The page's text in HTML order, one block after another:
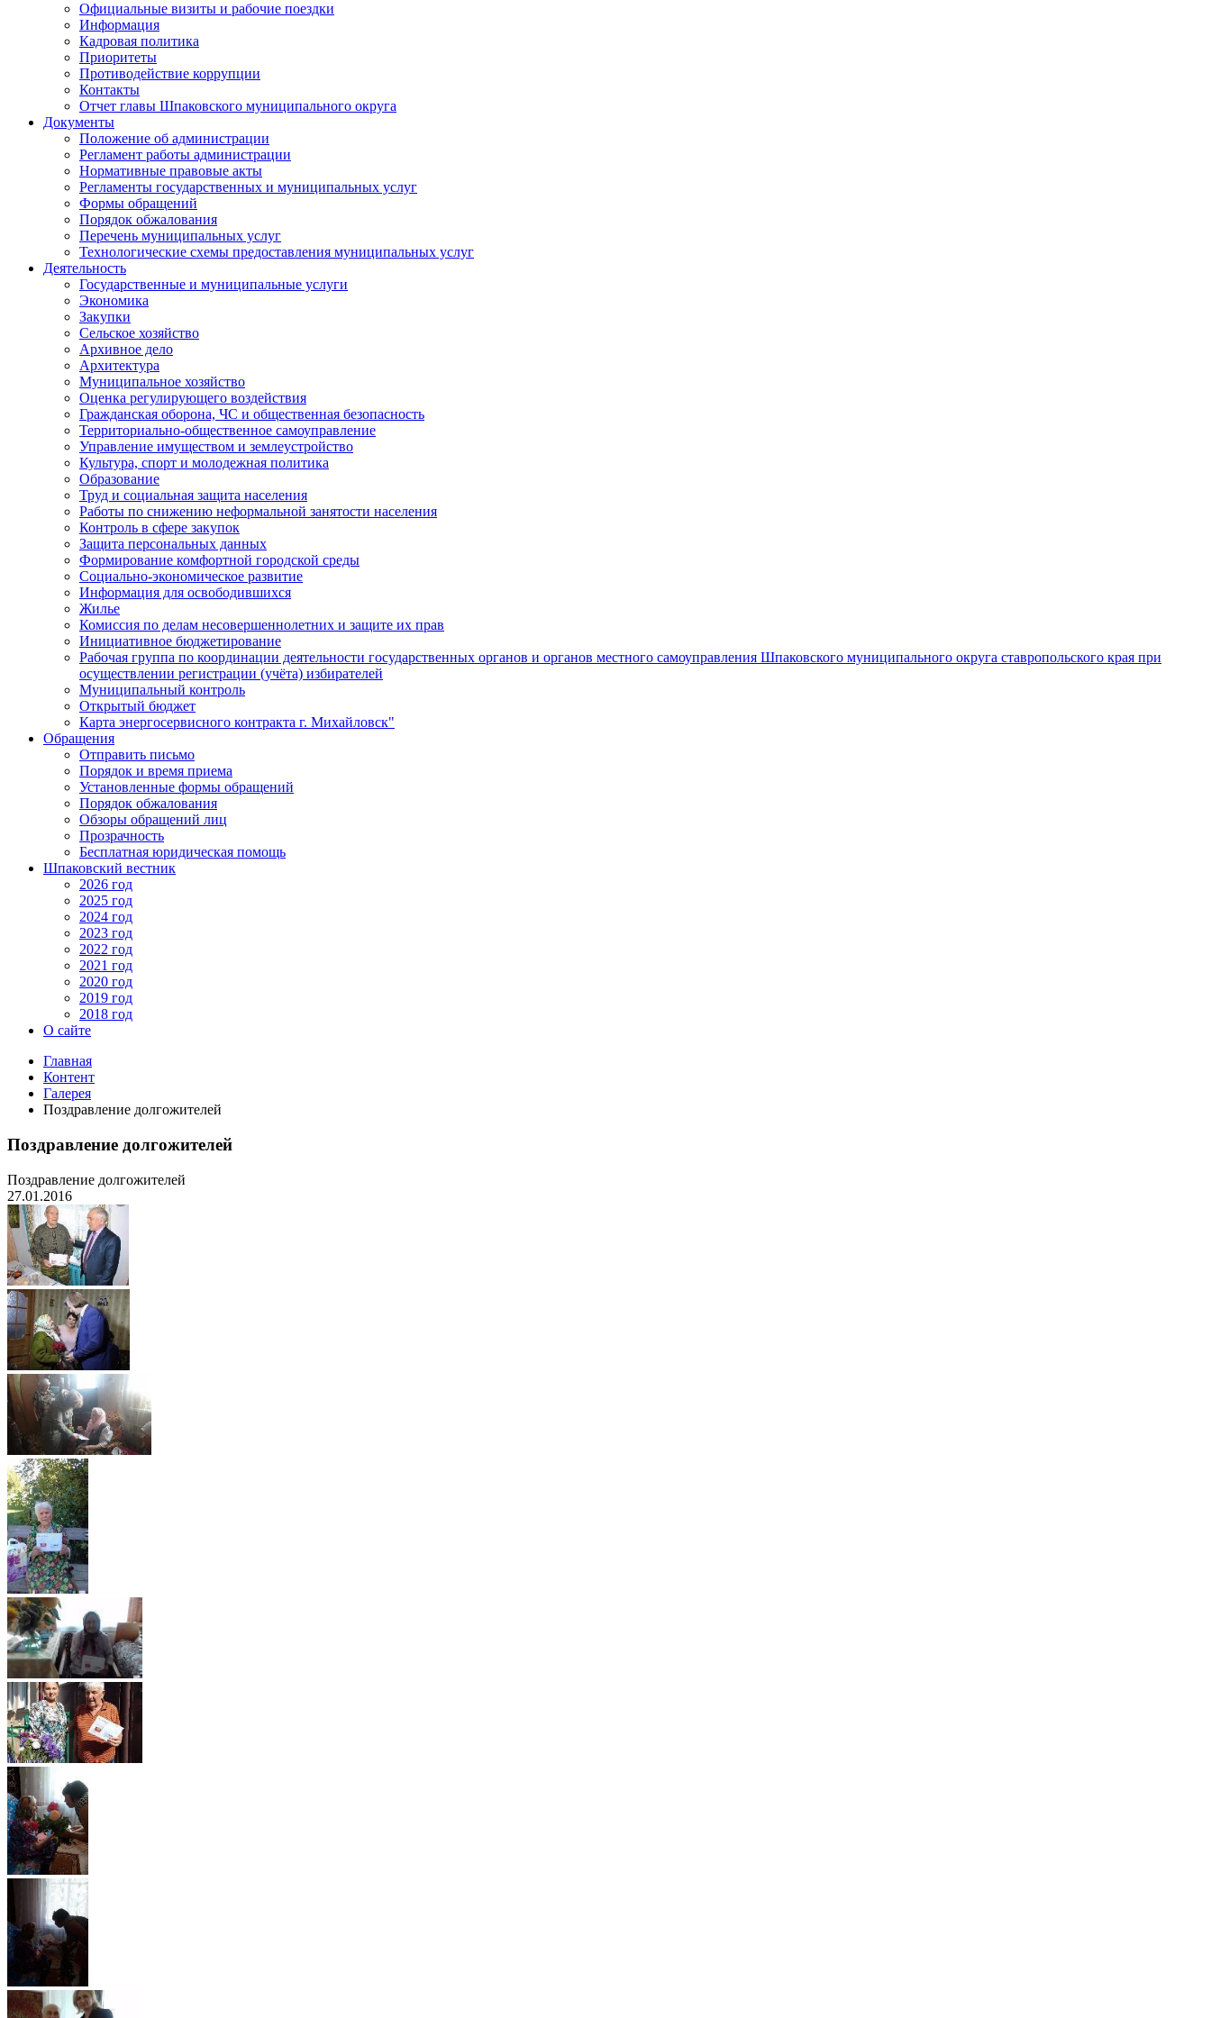
Официальные визиты и рабочие поездки
Информация
Кадровая политика
Приоритеты
Противодействие коррупции
Контакты
Отчет главы Шпаковского муниципального округа
Документы
Положение об администрации
Регламент работы администрации
Нормативные правовые акты
Регламенты государственных и муниципальных услуг
Формы обращений
Порядок обжалования
Перечень муниципальных услуг
Технологические схемы предоставления муниципальных услуг
Деятельность
Государственные и муниципальные услуги
Экономика
Закупки
Сельское хозяйство
Архивное дело
Архитектура
Муниципальное хозяйство
Оценка регулирующего воздействия
Гражданская оборона, ЧС и общественная безопасность
Территориально-общественное самоуправление
Управление имуществом и землеустройство
Культура, спорт и молодежная политика
Образование
Труд и социальная защита населения
Работы по снижению неформальной занятости населения
Контроль в сфере закупок
Защита персональных данных
Формирование комфортной городской среды
Социально-экономическое развитие
Информация для освободившихся
Жилье
Комиссия по делам несовершеннолетних и защите их прав
Инициативное бюджетирование
Рабочая группа по координации деятельности государственных органов и органов местного самоуправления Шпаковского муниципального округа ставропольского края при
осуществлении регистрации (учёта) избирателей
Муниципальный контроль
Открытый бюджет
Карта энергосервисного контракта г. Михайловск"
Обращения
Отправить письмо
Порядок и время приема
Установленные формы обращений
Порядок обжалования
Обзоры обращений лиц
Прозрачность
Бесплатная юридическая помощь
Шпаковский вестник
2026 год
2025 год
2024 год
2023 год
2022 год
2021 год
2020 год
2019 год
2018 год
О сайте
Главная
Контент
Галерея
Поздравление долгожителей
Поздравление долгожителей
Поздравление долгожителей
27.01.2016